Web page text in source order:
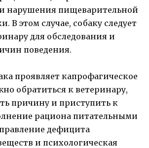
нарушения пищеварительной
В этом случае, собаку следует
для обследования и
поведения.
проявляет капрофагическое
обратиться к ветеринару,
причину и приступить к
рациона питательными
дефицита
и психологическая